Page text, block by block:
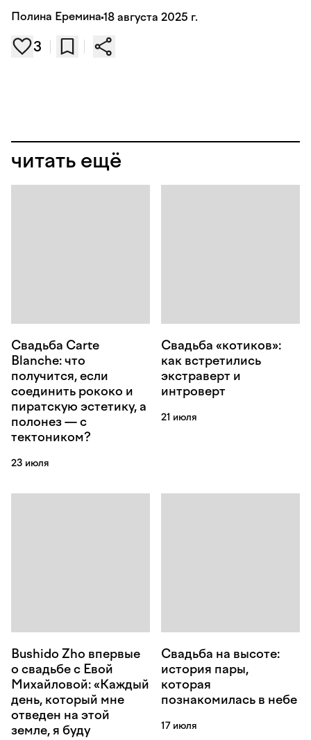
Полина Еремина 18 августа 2025 г.
3
читать ещё
Свадьба Carte
Blanche: что
получится, если
соединить рококо и
пиратскую эстетику, а
полонез — с
тектоником?
23 июля
Свадьба «котиков»:
как встретились
экстраверт и
интроверт
21 июля
Bushido Zho впервые
о свадьбе с Евой
Михайловой: «Каждый
день, который мне
отведен на этой
земле, я буду
Свадьба на высоте:
история пары,
которая
познакомилась в небе
17 июля